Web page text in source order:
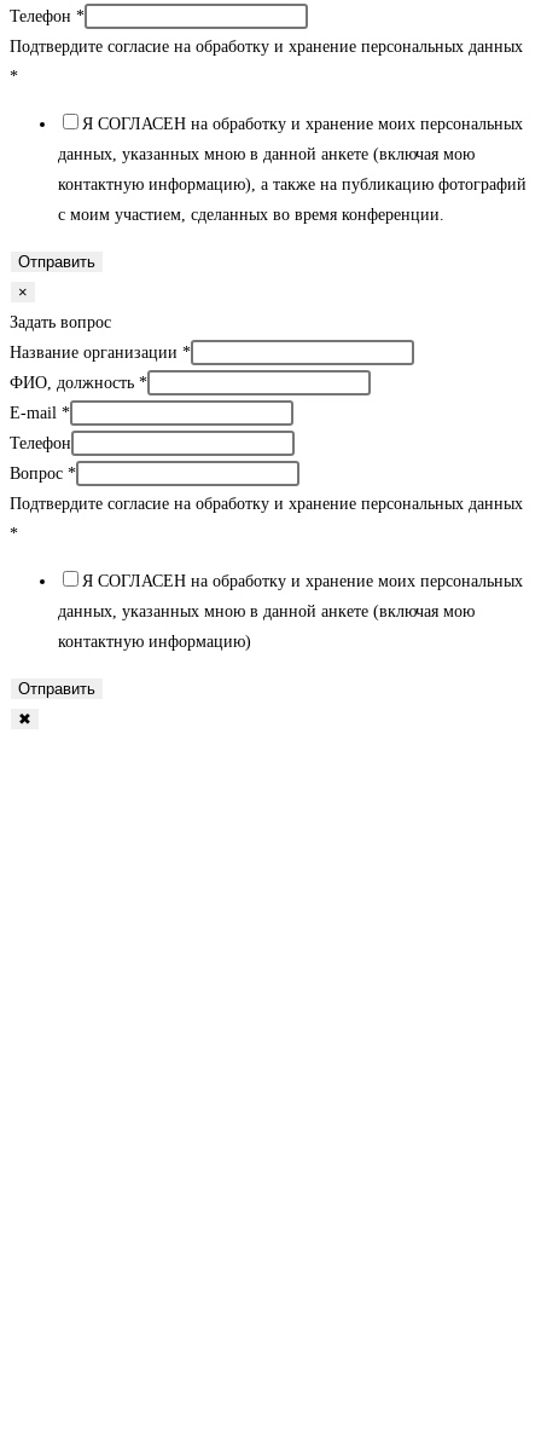
Телефон *
Подтвердите согласие на обработку и хранение персональных данных
*
Я СОГЛАСЕН на обработку и хранение моих персональных
данных, указанных мною в данной анкете (включая мою
контактную информацию), а также на публикацию фотографий
с моим участием, сделанных во время конференции.
Отправить
×
Задать вопрос
Название организации *
ФИО, должность *
E-mail *
Телефон
Вопрос *
Подтвердите согласие на обработку и хранение персональных данных
*
Я СОГЛАСЕН на обработку и хранение моих персональных
данных, указанных мною в данной анкете (включая мою
контактную информацию)
Отправить
✖